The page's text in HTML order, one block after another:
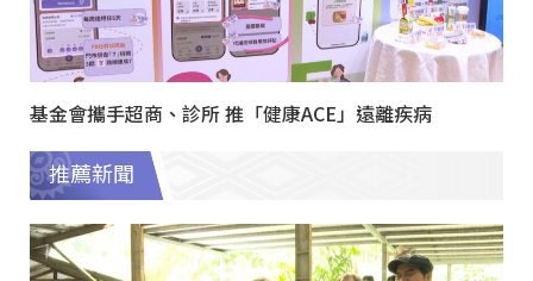
基金會攜手超商、診所 推「健康ACE」遠離疾病
推薦新聞